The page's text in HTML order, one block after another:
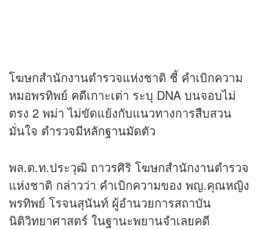
โฆษกสำนักงานตำรวจแห่งชาติ ชี้ คำเบิกความ
หมอพรทิพย์ คดีเกาะเต่า ระบุ DNA บนจอบไม่
ตรง 2 พม่า ไม่ขัดแย้งกับแนวทางการสืบสวน
มั่นใจ ตำรวจมีหลักฐานมัดตัว
พล.ต.ท.ประวุฒิ ถาวรศิริ โฆษกสำนักงานตำรวจ
แห่งชาติ กล่าวว่า คำเบิกความของ พญ.คุณหญิง
พรทิพย์ โรจนสุนันท์ ผู้อำนวยการสถาบัน
นิติวิทยาศาสตร์ ในฐานะพยานจำเลยคดี